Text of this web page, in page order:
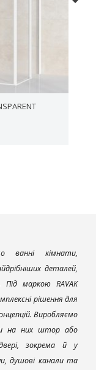
ванні кімнати,
деталей,
маркою RAVAK
рішення для
Виробляємо
на них штор або
зокрема й у
душові канали та